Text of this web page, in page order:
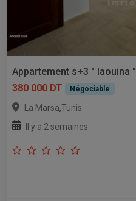
Appartement s+3 " laouina "
380 000 DT
Négociable
La Marsa,Tunis
Il y a 2 semaines